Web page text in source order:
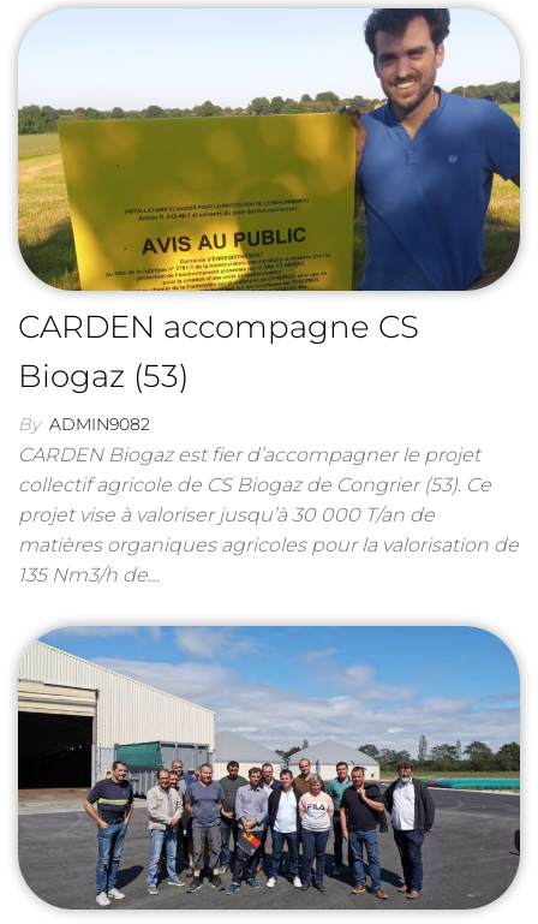
CARDEN accompagne CS
Biogaz (53)
By ADMIN9082
CARDEN Biogaz est fier d’accompagner le projet
collectif agricole de CS Biogaz de Congrier (53). Ce
projet vise à valoriser jusqu’à 30 000 T/an de
matières organiques agricoles pour la valorisation de
135 Nm3/h de…